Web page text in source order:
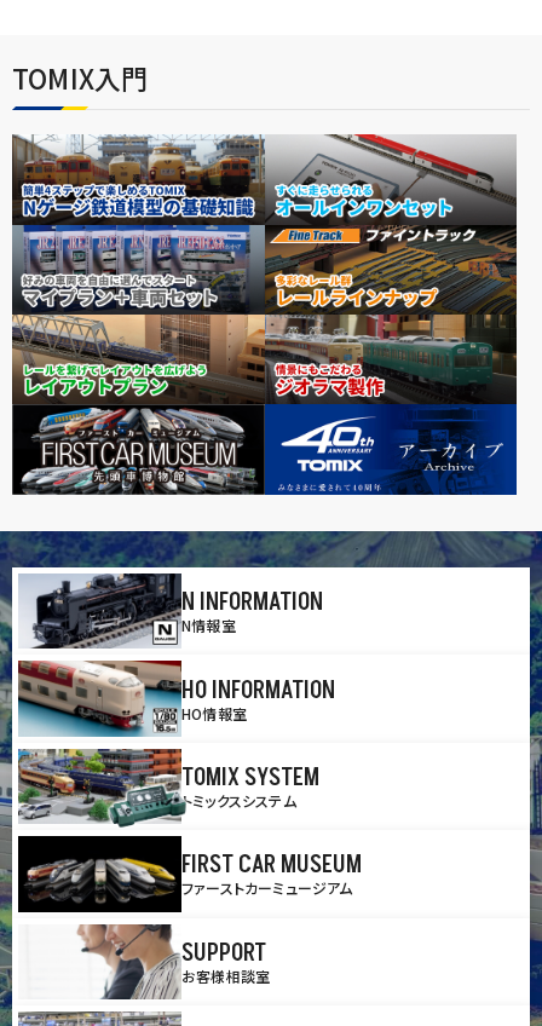
TOMIX入門
N INFORMATION
N情報室
HO INFORMATION
HO情報室
TOMIX SYSTEM
トミックスシステム
FIRST CAR MUSEUM
ファーストカーミュージアム
SUPPORT
お客様相談室